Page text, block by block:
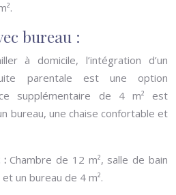
bureau :
à domicile, l’intégration d’un
parentale est une option
supplémentaire de 4 m² est
bureau, une chaise confortable et
: Chambre de 12 m², salle de bain
un bureau de 4 m².